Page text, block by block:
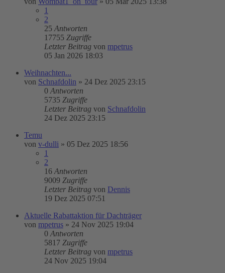
1
2
25 Antworten
17755 Zugriffe
Letzter Beitrag von mpetrus
05 Jan 2026 18:03
Weihnachten...
von Schnafdolin » 24 Dez 2025 23:15
0 Antworten
5735 Zugriffe
Letzter Beitrag von Schnafdolin
24 Dez 2025 23:15
Temu
von v-dulli » 05 Dez 2025 18:56
1
2
16 Antworten
9009 Zugriffe
Letzter Beitrag von Dennis
19 Dez 2025 07:51
Aktuelle Rabattaktion für Dachträger
von mpetrus » 24 Nov 2025 19:04
0 Antworten
5817 Zugriffe
Letzter Beitrag von mpetrus
24 Nov 2025 19:04